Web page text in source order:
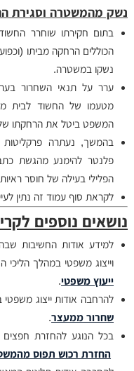
נשק מהמשטרה וסגירת
בתום חקירתו שוחרר
הכוללים הרחקה מביתו
נשקו במשטרה.
ערר על תנאי השחרור
מטעמו של החשוד לבית
המשפט ביטל את הרחקתו
בהמשך, נעתרה פרקליטות
פלנטר להימנע מהגשת
הפלילי בעילה של חוסר
לקראת סוף עמוד זה נתין
נושאים נוספים
למידע אודות החשיבות
וייצוג משפטי במהלך
ייעוץ משפטי.
להרחבה אודות ייצוג
שחרור ממעצר.
בכל הנוגע להחזרת
החזרת רכוש תפוס